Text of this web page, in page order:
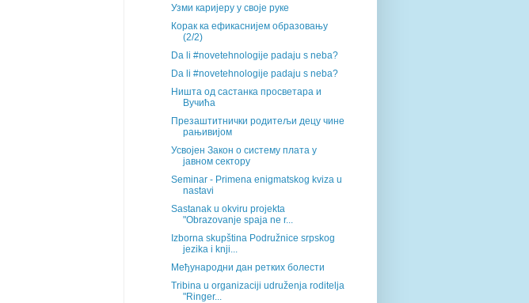
Узми каријеру у своје руке
Корак ка ефикаснијем образовању
(2/2)
Da li #novetehnologije padaju s neba?
Da li #novetehnologije padaju s neba?
Ништа од састанка просветара и
Вучића
Презаштитнички родитељи децу чине
рањивијом
Усвојен Закон о систему плата у
јавном сектору
Seminar - Primena enigmatskog kviza u
nastavi
Sastanak u okviru projekta
"Obrazovanje spaja ne r...
Izborna skupština Podružnice srpskog
jezika i knji...
Међународни дан ретких болести
Tribina u organizaciji udruženja roditelja
"Ringer...